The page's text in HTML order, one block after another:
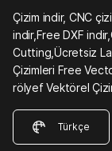
Çizim indir, CNC
indir,Free DXF
Cutting,Ücretsiz
Çizimleri Free
rölyef Vektörel
Türkçe